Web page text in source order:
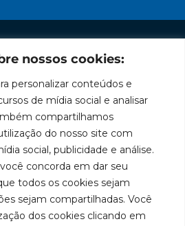
nossos cookies:
personalizar conteúdos e
de mídia social e analisar
compartilhamos
do nosso site com
social, publicidade e análise.
concorda em dar seu
todos os cookies sejam
sejam compartilhadas. Você
dos cookies clicando em
Localização
Rua
Tiradentes,
931 – Anexo
Franchini,
50/96
Fale
Conosco
SAC: 0800
019 5050
Redes
Facebook
LinkedIn
Instagram